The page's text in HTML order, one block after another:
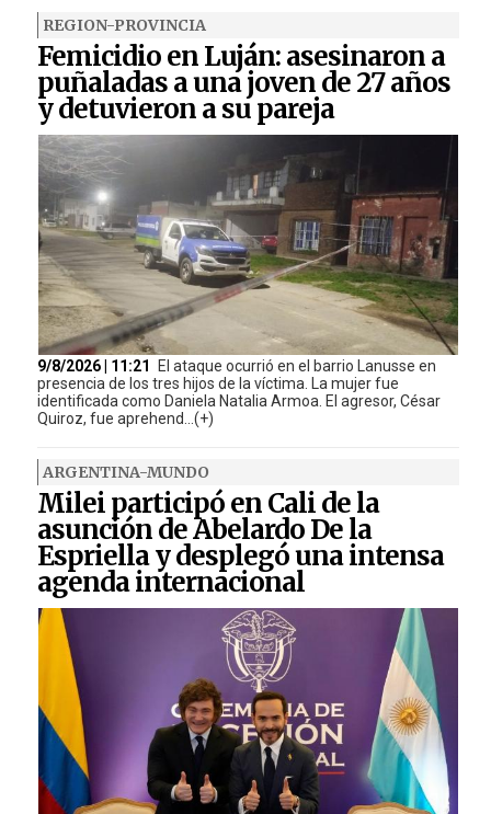
REGION-PROVINCIA
Femicidio en Luján: asesinaron a
puñaladas a una joven de 27 años
y detuvieron a su pareja
9/8/2026 | 11:21
El ataque ocurrió en el barrio Lanusse en
presencia de los tres hijos de la víctima. La mujer fue
identificada como Daniela Natalia Armoa. El agresor, César
Quiroz, fue aprehend...(+)
ARGENTINA-MUNDO
Milei participó en Cali de la
asunción de Abelardo De la
Espriella y desplegó una intensa
agenda internacional